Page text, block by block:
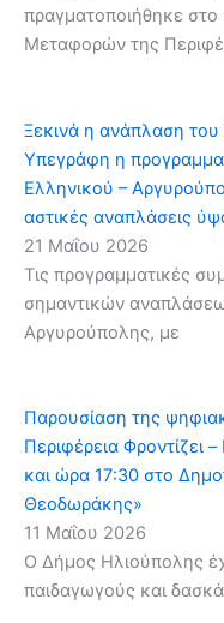
πραγματοποιήθηκε στο
Μεταφορών της
Ξεκινά η ανάπλαση
Υπεγράφη η
Ελληνικού –
αστικές αναπλάσεις
21 Μαΐου 2026
Τις προγραμματικές
σημαντικών
Αργυρούπολης, με
Παρουσίαση της
Περιφέρεια Φροντίζει
και ώρα 17:30 στο
Θεοδωράκης»
11 Μαΐου 2026
Ο Δήμος Ηλιούπολης
παιδαγωγούς και